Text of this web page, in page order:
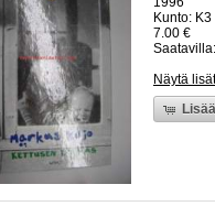
Kunto:
7.00 €
Näytä